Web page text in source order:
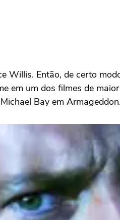
Willis. Então, de certo
em um dos filmes de
Michael Bay em Armageddon.